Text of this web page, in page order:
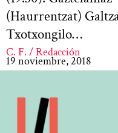
(Haurrentzat)
Txotxongilo…
C. F. / Redacción
19 noviembre, 2018